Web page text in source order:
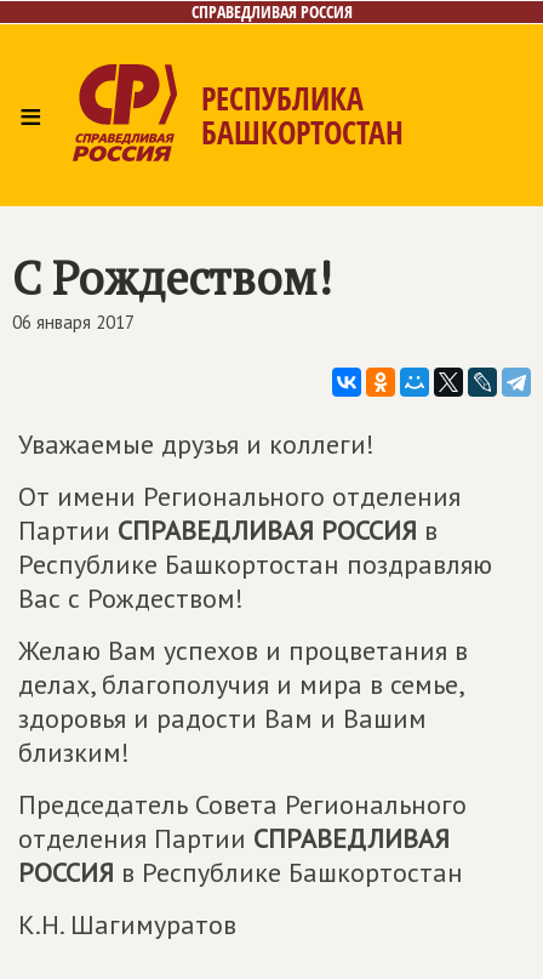
СПРАВЕДЛИВАЯ РОССИЯ
≡ РЕСПУБЛИКА
БАШКОРТОСТАН
Поиск
С Рождеством!
06 января 2017
Уважаемые друзья и коллеги!
От имени Регионального отделения
Партии СПРАВЕДЛИВАЯ РОССИЯ в
Республике Башкортостан поздравляю
Вас с Рождеством!
Желаю Вам успехов и процветания в
делах, благополучия и мира в семье,
здоровья и радости Вам и Вашим
близким!
Председатель Совета Регионального
отделения Партии СПРАВЕДЛИВАЯ
РОССИЯ в Республике Башкортостан
К.Н. Шагимуратов